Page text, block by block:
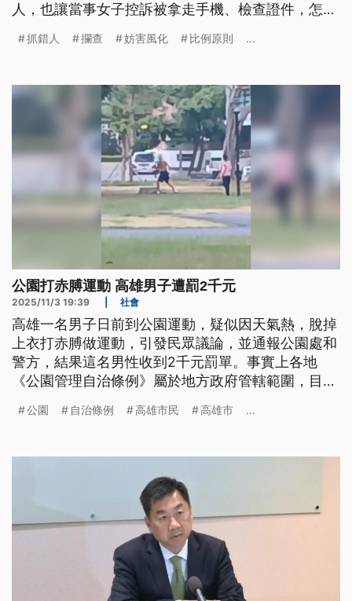
人，也讓當事女子控訴被拿走手機、檢查證件，怎麼
此，偵辦全案的三民派出所回應，為了保全證據，暫
致歉，但也強調執法過程態度平和，沒有施予強制
力，尚符合規定及比例原則。
抓錯人 攔查 妨害風化 比例原則 ...
公園打赤膊運動 高雄男子遭罰2千元
2025/11/3 19:39 社會
高雄一名男子日前到公園運動，疑似因天氣熱，脫掉
上衣打赤膊做運動，引發民眾議論，並通報公園處和
警方，結果這名男性收到2千元罰單。事實上各地
《公園管理自治條例》屬於地方政府管轄範圍，目前
內赤身露體。
公園 自治條例 高雄市民 高雄市 ...